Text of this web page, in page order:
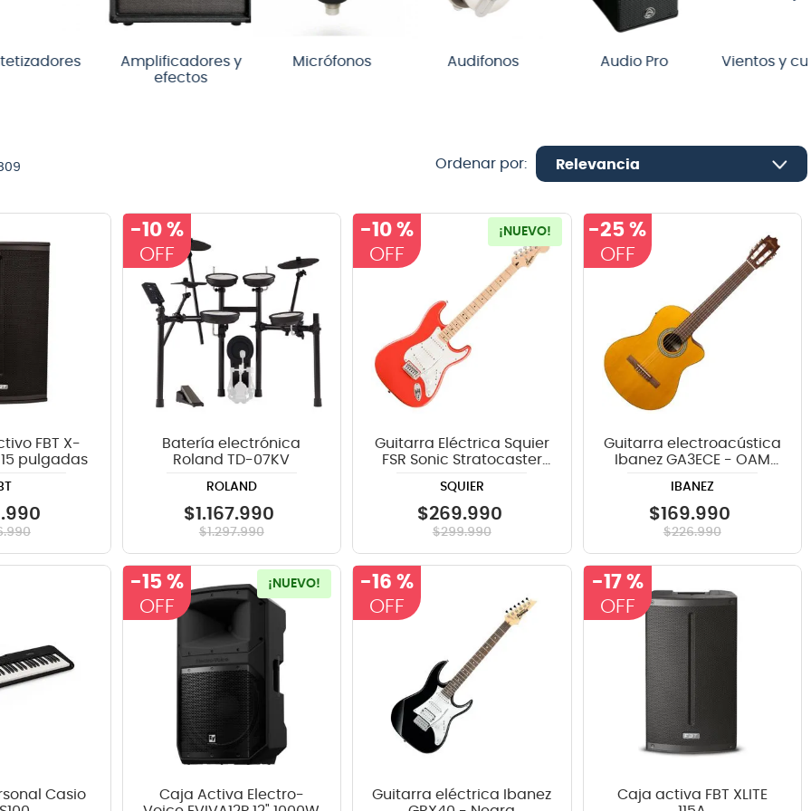
Amplificadores y
Micrófonos Audifonos Audio Pro Vientos y cuerdas
Relevancia
FBT X-
15 pulgadas
.990
.990
-10 %
Batería electrónica
Roland TD-07KV
ROLAND
$1 .167.990
$1.297.990
-10 % ¡NUEVO!
Guitarra Eléctrica Squier
FSR Sonic Stratocaster
Red
SQUIER
$269.990
$299.990
-25 %
Guitarra electroacústica
Ibanez GA3ECE - OAM
IBANEZ
$169.990
$226.990
Casio
-15 % ¡NUEVO!
Caja Activa Electro-
-16 %
Guitarra eléctrica Ibanez
-17 %
Caja activa FBT XLITE